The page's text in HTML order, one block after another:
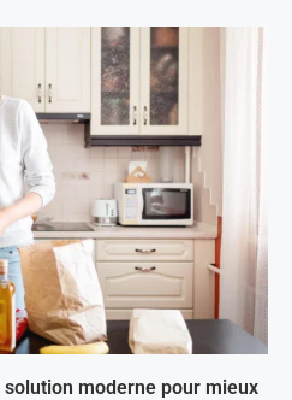
moderne pour mieux